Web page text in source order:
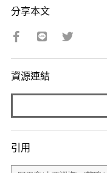
分享本文
資源連結
引用